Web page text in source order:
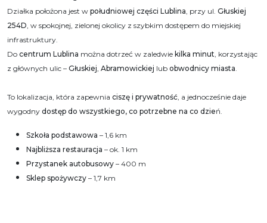
Działka położona jest w południowej części Lublina , przy ul. Głuskiej
254D , w spokojnej, zielonej okolicy z szybkim dostępem do miejskiej
infrastruktury.
Do centrum Lublina można dotrzeć w zaledwie kilka minut , korzystając
z głównych ulic – Głuskiej Abramowickiej lub obwodnicy miasta
To lokalizacja, która zapewnia ciszę i prywatność , a jednocześnie daje
wygodny dostęp do wszystkiego, co potrzebne na co dzień.
Szkoła podstawowa – 1,6 km
Najbliższa restauracja – ok. 1 km
Przystanek autobusowy – 400 m
Sklep spożywczy – 1,7 km